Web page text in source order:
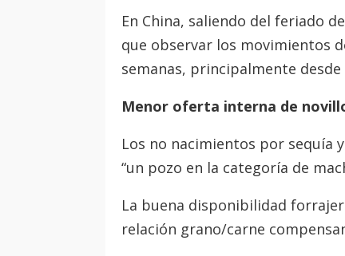
En China, saliendo del feriado
que observar los movimientos
semanas, principalmente desde
Menor oferta interna de
Los no nacimientos por sequía
“un pozo en la categoría de
La buena disponibilidad
relación grano/carne